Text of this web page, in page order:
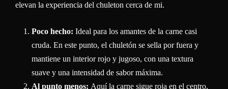
elevan la experiencia del chuleton cerca de mi.
Poco hecho: Ideal para los amantes de la carne casi
cruda. En este punto, el chuletón se sella por fuera y
mantiene un interior rojo y jugoso, con una textura
suave y una intensidad de sabor máxima.
Al punto menos: Aquí la carne sigue roja en el centro,